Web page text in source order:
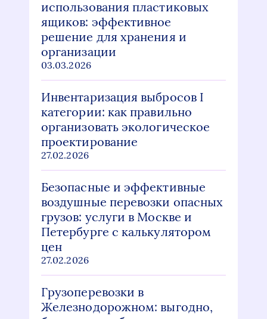
использования пластиковых
ящиков: эффективное
решение для хранения и
организации
03.03.2026
Инвентаризация выбросов I
категории: как правильно
организовать экологическое
проектирование
27.02.2026
Безопасные и эффективные
воздушные перевозки опасных
грузов: услуги в Москве и
Петербурге с калькулятором
цен
27.02.2026
Грузоперевозки в
Железнодорожном: выгодно,